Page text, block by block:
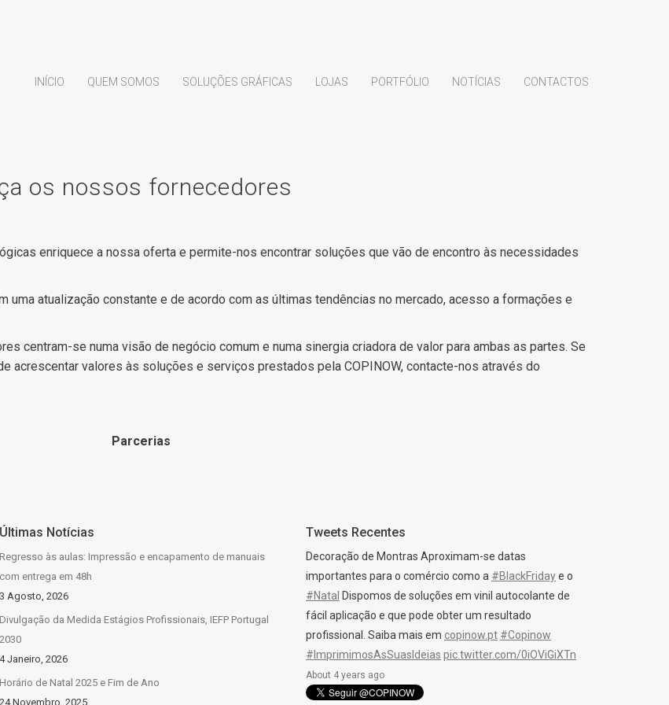
INÍCIO QUEM SOMOS SOLUÇÕES GRÁFICAS LOJAS PORTFÓLIO NOTÍCIAS CONTACTOS
os nossos fornecedores
enriquece a nossa oferta e permite-nos encontrar soluções que vão de encontro às necessidades
atualização constante e de acordo com as últimas tendências no mercado, acesso a formações e
centram-se numa visão de negócio comum e numa sinergia criadora de valor para ambas as partes. Se
acrescentar valores às soluções e serviços prestados pela COPINOW, contacte-nos através do
Parcerias
Últimas Notícias
Regresso às aulas: Impressão e encapamento de manuais
com entrega em 48h
3 Agosto, 2026
Divulgação da Medida Estágios Profissionais, IEFP Portugal
2030
4 Janeiro, 2026
Horário de Natal 2025 e Fim de Ano
24 Novembro, 2025
Tweets Recentes
Decoração de Montras Aproximam-se datas
importantes para o comércio como a #BlackFridaye o
#Natal Dispomos de soluções em vinil autocolante de
fácil aplicação e que pode obter um resultado
profissional. Saiba mais em copinow.pt #Copinow
#ImprimimosAsSuasIdeias pic.twitter.com/0iOViGiXTn
About 4 years ago